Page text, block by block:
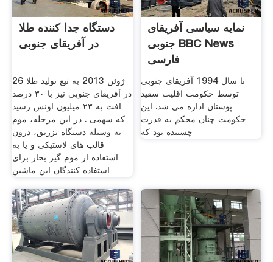
دستگاه جدا کننده طلا
در آفریقای جنوبی
26 ژوئن 2013 به تبع تولید طلا
در آفریقای جنوبی نیز با ۳۰ درصد
افت به ۲۳ میلیون اونس رسید
که سهمی . در این مرحله، موم
به وسیله دستگاه تزریق، درون
قالب های لاستیکی و یا به
استفاده از موم گیر بخار برای
استفاده کنندگان این ماشین
نمایه سیاسی آفریقای
جنوبی BBC News
فارسی
تا سال 1994 آفریقای جنوبی
توسط حکومت اقلیت سفید
پوستان اداره می شد. این
حکومت چنان محکم به قدرت
چسبیده بود که